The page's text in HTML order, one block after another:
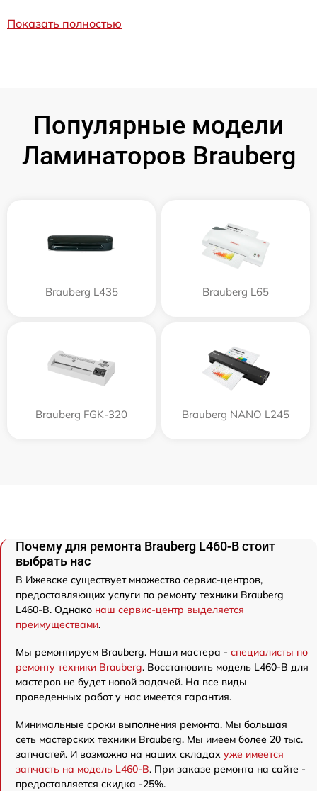
Показать полностью
Популярные модели
Ламинаторов Brauberg
Brauberg L435 Brauberg L65
Brauberg FGK-320 Brauberg NANO L245
Почему для ремонта Brauberg L460-B стоит
выбрать нас
В Ижевске существует множество сервис-центров,
предоставляющих услуги по ремонту техники Brauberg
L460-B. Однако наш сервис-центр выделяется
преимуществами.
Мы ремонтируем Brauberg. Наши мастера - специалисты по
ремонту техники Brauberg. Восстановить модель L460-B для
мастеров не будет новой задачей. На все виды
проведенных работ у нас имеется гарантия.
Минимальные сроки выполнения ремонта. Мы большая
сеть мастерских техники Brauberg. Мы имеем более 20 тыс.
запчастей. И возможно на наших складах уже имеется
запчасть на модель L460-B. При заказе ремонта на сайте -
предоставляется скидка -25%.